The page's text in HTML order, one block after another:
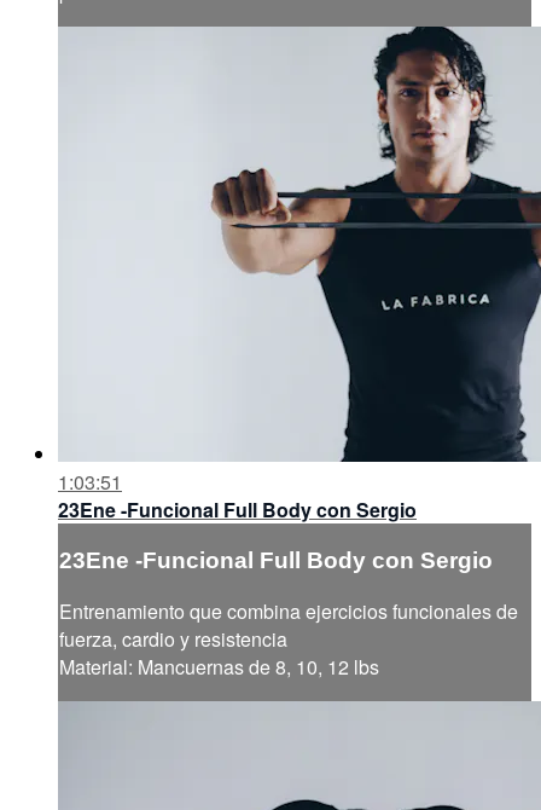
1:03:51
23Ene -Funcional Full Body con Sergio
23Ene -Funcional Full Body con Sergio
Entrenamiento que combina ejercicios funcionales de
fuerza, cardio y resistencia
Material: Mancuernas de 8, 10, 12 lbs